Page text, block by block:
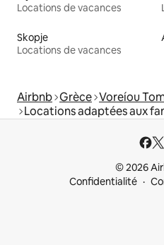
Locations de vacances
Skopje
Locations de vacances
Airbnb Grèce Voreíou
Locations adaptées aux
© 2026
Confidentialité